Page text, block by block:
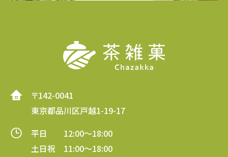
〒142-0041
東京都品川区戸越1-19-17
平日 12:00～18:00
土日祝 11:00～18:00